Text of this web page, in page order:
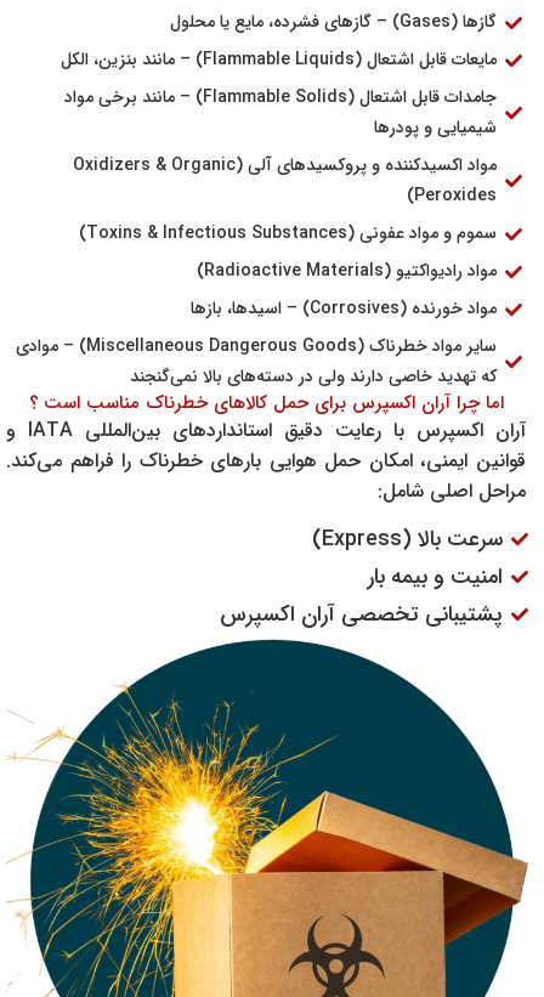
گازها (Gases) – گازهای فشرده، مایع یا محلول
مایعات قابل اشتعال (Flammable Liquids) – مانند بنزین، الکل
جامدات قابل اشتعال (Flammable Solids) – مانند برخی مواد
شیمیایی و پودرها
مواد اکسیدکننده و پروکسیدهای آلی (Oxidizers & Organic
Peroxides)
سموم و مواد عفونی (Toxins & Infectious Substances)
مواد رادیواکتیو (Radioactive Materials)
مواد خورنده (Corrosives) – اسیدها، بازها
سایر مواد خطرناک (Miscellaneous Dangerous Goods) – موادی
که تهدید خاصی دارند ولی در دسته‌های بالا نمی‌گنجند
اما چرا آران اکسپرس برای حمل کالاهای خطرناک مناسب است ؟
آران اکسپرس با رعایت دقیق استانداردهای بین‌المللی IATA و
قوانین ایمنی، امکان حمل هوایی بارهای خطرناک را فراهم می‌کند.
مراحل اصلی شامل:
سرعت بالا (Express)
امنیت و بیمه بار
پشتیبانی تخصصی آران اکسپرس